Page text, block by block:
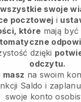
swoje
pocztowej i
które mają być
dzięki
odczytu.
masz na swoim
Saldo i
swoje konto